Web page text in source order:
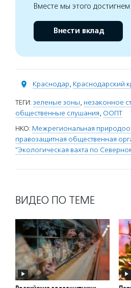
Вместе мы этого достигнем
Внести вклад
Краснодар, Краснодарский
ТЕГИ: зеленые зоны, незаконное
общественные слушания, ООПТ
НКО: Межрегиональная
правозащитная общественная
"Экологическая вахта по
ВИДЕО ПО ТЕМЕ